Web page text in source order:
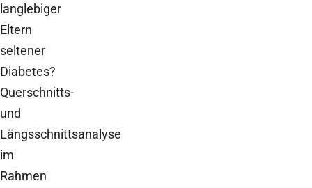
langlebiger
Eltern
seltener
Diabetes?
Querschnitts-
und
Längsschnittsanalyse
im
Rahmen